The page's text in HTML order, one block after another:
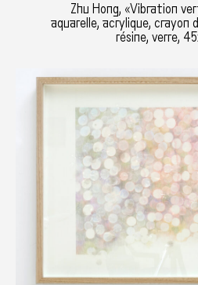
Zhu Hong, «Vibration
aquarelle, acrylique, crayon
résine, verre,